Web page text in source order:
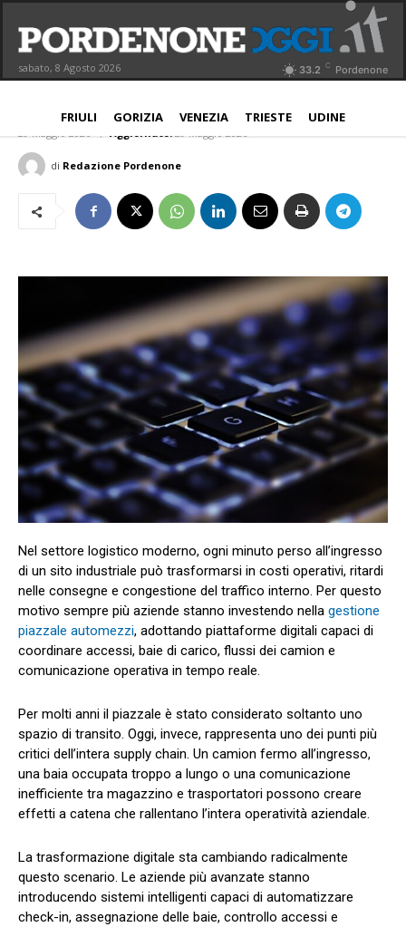
sabato, 8 Agosto 2026 33.2 C Pordenone
FRIULI GORIZIA VENEZIA TRIESTE UDINE
Gestione Piazzale Automezzi: Il
Cuore Digitale della Logistica
Moderna
29 Maggio 2026 Aggiornato: 29 Maggio 2026
di Redazione Pordenone
Nel settore logistico moderno, ogni minuto perso all’ingresso
di un sito industriale può trasformarsi in costi operativi, ritardi
nelle consegne e congestione del traffico interno. Per questo
motivo sempre più aziende stanno investendo nella gestione
piazzale automezzi, adottando piattaforme digitali capaci di
coordinare accessi, baie di carico, flussi dei camion e
comunicazione operativa in tempo reale.
Per molti anni il piazzale è stato considerato soltanto uno
spazio di transito. Oggi, invece, rappresenta uno dei punti più
critici dell’intera supply chain. Un camion fermo all’ingresso,
una baia occupata troppo a lungo o una comunicazione
inefficiente tra magazzino e trasportatori possono creare
effetti a catena che rallentano l’intera operatività aziendale.
La trasformazione digitale sta cambiando radicalmente
questo scenario. Le aziende più avanzate stanno
introducendo sistemi intelligenti capaci di automatizzare
check-in, assegnazione delle baie, controllo accessi e